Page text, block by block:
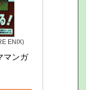
ENIX)
マンガ